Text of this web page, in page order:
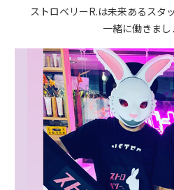
ストロベリーR.は未来あるスタ
一緒に働きまし